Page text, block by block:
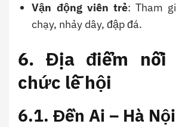
Vận động viên trẻ: Tham
chạy, nhảy dây, đập đá.
6. Địa điểm nổi
chức lễ hội
6.1. Đền Ai – Hà Nội